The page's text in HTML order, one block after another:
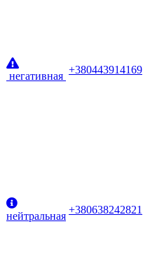
негативная
+380443914169
нейтральная
+380638242821